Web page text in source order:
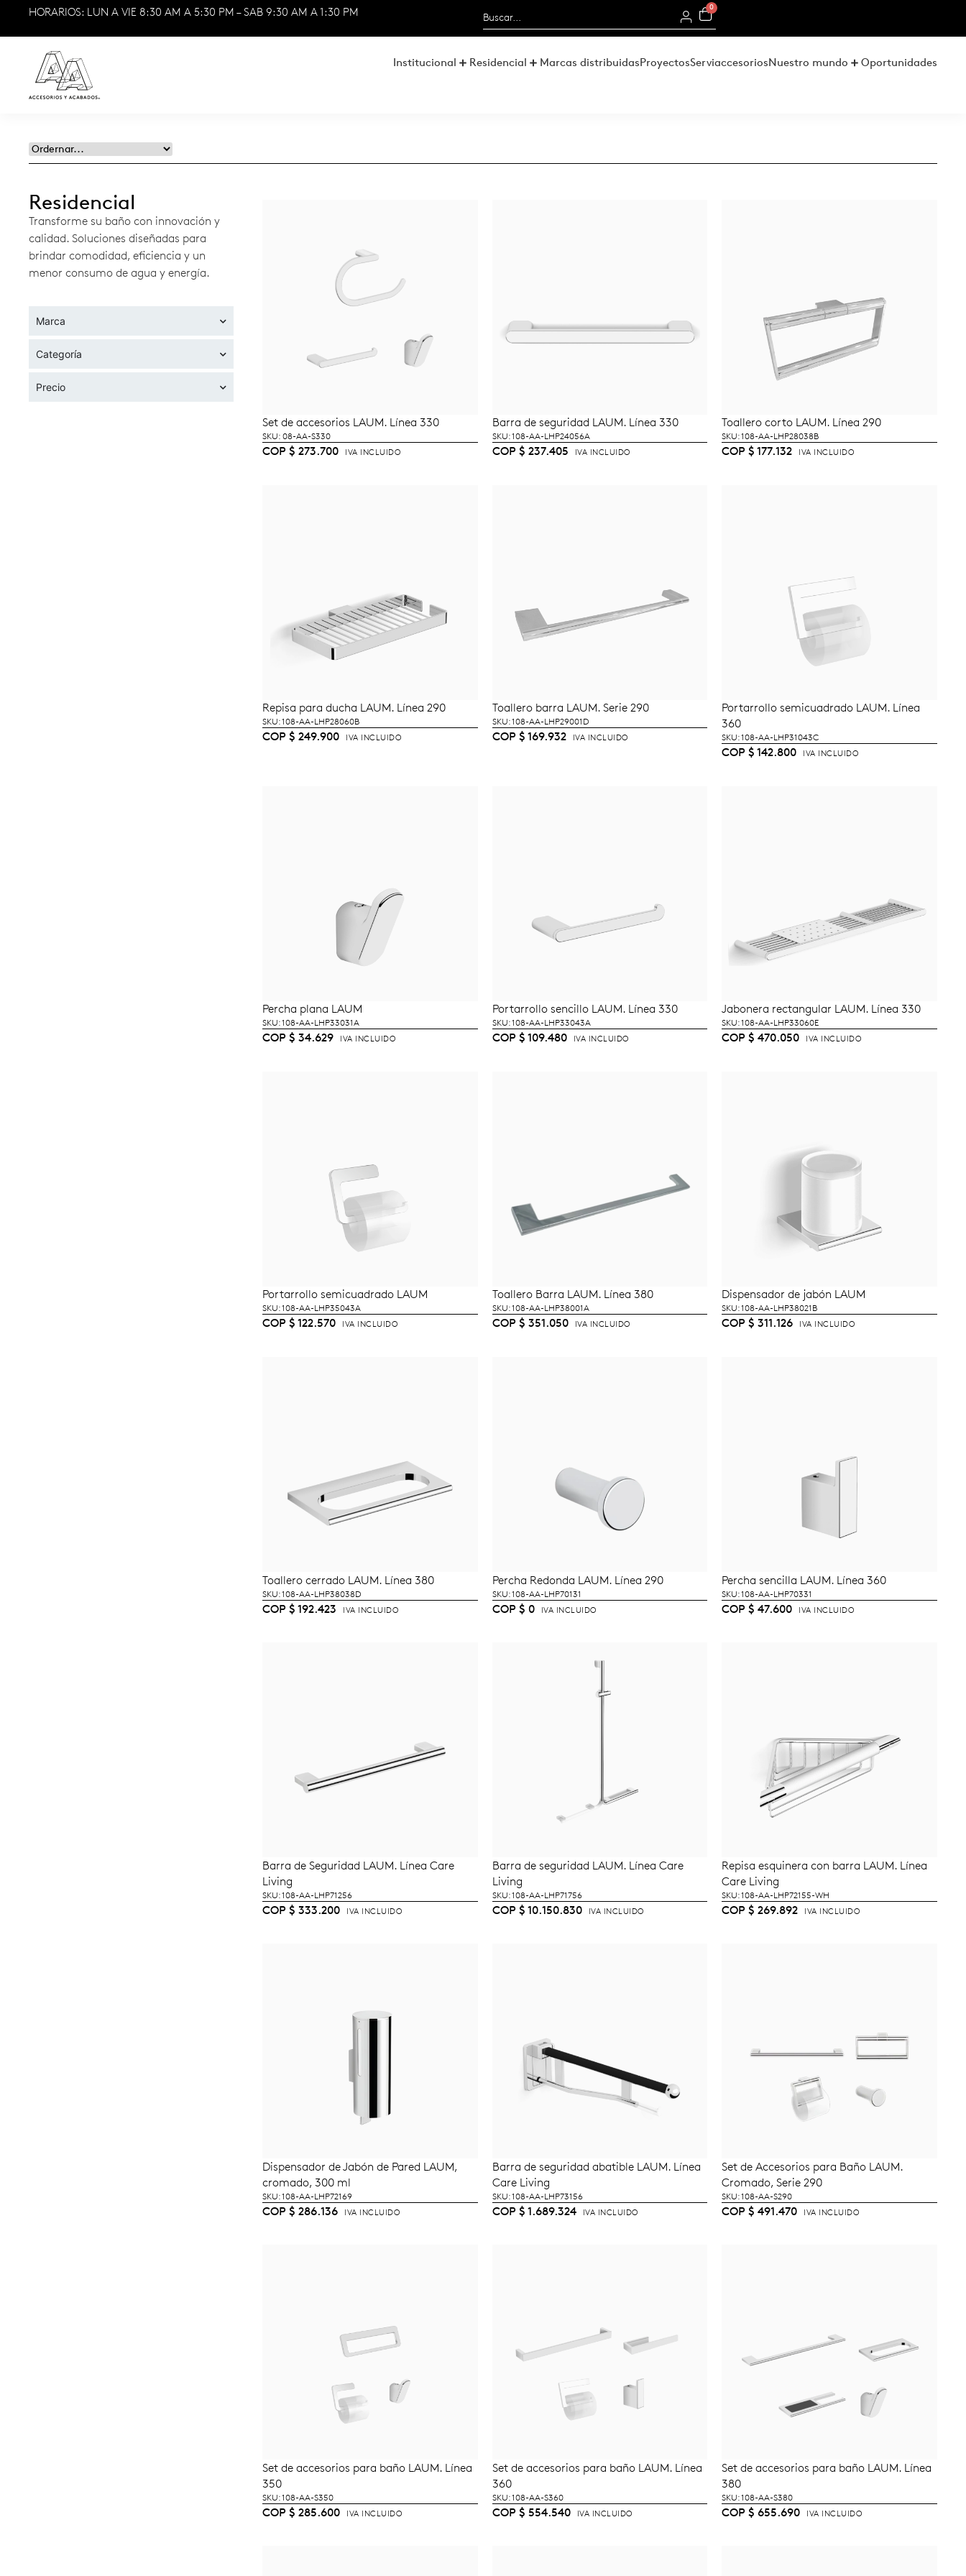
HORARIOS: LUN A VIE 8:30 AM A 5:30 PM – SAB 9:30 AM A 1:30 PM 0
Institucional Residencial Marcas distribuidasProyectosServiaccesoriosNuestro mundo Oportunidades
Residencial
Transforme su baño con innovación y
calidad. Soluciones diseñadas para
brindar comodidad, eficiencia y un
menor consumo de agua y energía.
Marca
Categoría
Precio
AÑADIR AL CARRITO
Set de accesorios LAUM. Línea 330
SKU: 08-AA-S330
COP $ 273.700 IVA INCLUIDO
AÑADIR AL CARRITO
Barra de seguridad LAUM. Línea 330
SKU: 108-AA-LHP24056A
COP $ 237.405 IVA INCLUIDO
AÑADIR AL CARRITO
Toallero corto LAUM. Línea 290
SKU: 108-AA-LHP28038B
COP$ 177.132 IVA INCLUIDO
AÑADIR AL CARRITO
Repisa para ducha LAUM. Línea 290
SKU: 108-AA-LHP28060B
COP $ 249.900 IVA INCLUIDO
AÑADIR AL CARRITO
Toallero barra LAUM. Serie 290
SKU: 108-AA-LHP29001D
COP $ 169.932 IVA INCLUIDO
AÑADIR AL CARRITO
Portarrollo semicuadrado LAUM. Línea
360
SKU: 108-AA-LHP31043C
COP$ 142.800 IVA INCLUIDO
AÑADIR AL CARRITO
Percha plana LAUM
SKU: 108-AA-LHP33031A
COP $ 34.629 IVA INCLUIDO
AÑADIR AL CARRITO
Portarrollo sencillo LAUM. Línea 330
SKU: 108-AA-LHP33043A
COP $ 109.480 IVA INCLUIDO
AÑADIR AL CARRITO
Jabonera rectangular LAUM. Línea 330
SKU: 108-AA-LHP33060E
COP$ 470.050 IVA INCLUIDO
AÑADIR AL CARRITO
Portarrollo semicuadrado LAUM
SKU: 108-AA-LHP35043A
COP $ 122.570 IVA INCLUIDO
AÑADIR AL CARRITO
Toallero Barra LAUM. Línea 380
SKU: 108-AA-LHP38001A
COP $ 351.050 IVA INCLUIDO
AÑADIR AL CARRITO
Dispensador de jabón LAUM
SKU: 108-AA-LHP38021B
COP$ 311.126 IVA INCLUIDO
AÑADIR AL CARRITO
Toallero cerrado LAUM. Línea 380
SKU: 108-AA-LHP38038D
COP $ 192.423 IVA INCLUIDO
LEER MÁS
Percha Redonda LAUM. Línea 290
SKU: 108-AA-LHP70131
COP $ 0 IVA INCLUIDO
AÑADIR AL CARRITO
Percha sencilla LAUM. Línea 360
SKU: 108-AA-LHP70331
COP$ 47.600 IVA INCLUIDO
AÑADIR AL CARRITO
Barra de Seguridad LAUM. Línea Care
Living
SKU: 108-AA-LHP71256
COP $ 333.200 IVA INCLUIDO
AÑADIR AL CARRITO
Barra de seguridad LAUM. Línea Care
Living
SKU: 108-AA-LHP71756
COP $ 10.150.830 IVA INCLUIDO
AÑADIR AL CARRITO
Repisa esquinera con barra LAUM. Línea
Care Living
SKU: 108-AA-LHP72155-WH
COP$ 269.892 IVA INCLUIDO
AÑADIR AL CARRITO
Dispensador de Jabón de Pared LAUM,
cromado, 300 ml
SKU: 108-AA-LHP72169
COP $ 286.136 IVA INCLUIDO
AÑADIR AL CARRITO
Barra de seguridad abatible LAUM. Línea
Care Living
SKU: 108-AA-LHP73156
COP $ 1.689.324 IVA INCLUIDO
AÑADIR AL CARRITO
Set de Accesorios para Baño LAUM.
Cromado, Serie 290
SKU: 108-AA-S290
COP$ 491.470 IVA INCLUIDO
AÑADIR AL CARRITO
Set de accesorios para baño LAUM. Línea
350
SKU: 108-AA-S350
COP $ 285.600 IVA INCLUIDO
LEER MÁS
Set de accesorios para baño LAUM. Línea
360
SKU: 108-AA-S360
COP $ 554.540 IVA INCLUIDO
AÑADIR AL CARRITO
Set de accesorios para baño LAUM. Línea
380
SKU: 108-AA-S380
COP$ 655.690 IVA INCLUIDO